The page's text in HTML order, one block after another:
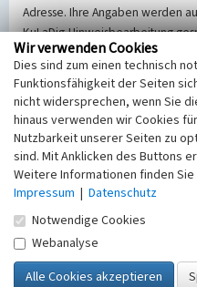
Adresse. Ihre Angaben werden
KuLaDig-Hinweisbearbeitung
Selbstverständlich werden diese
Telemediengesetzes, des
dem 25.05.2018 gültigen
(EU-DSGVO) vertraulich
Hinweise zumDatenschutz
Nachricht
SicherheitsabfrageTragen
Wir verwenden Cookies
Dies sind zum einen technisch
Funktionsfähigkeit der Seiten
nicht widersprechen, wenn Sie
hinaus verwenden wir Cookies
Nutzbarkeit unserer Seiten zu
sind. Mit Anklicken des Buttons
Weitere Informationen finden
Impressum | Datenschutz
Notwendige Cookies
Webanalyse